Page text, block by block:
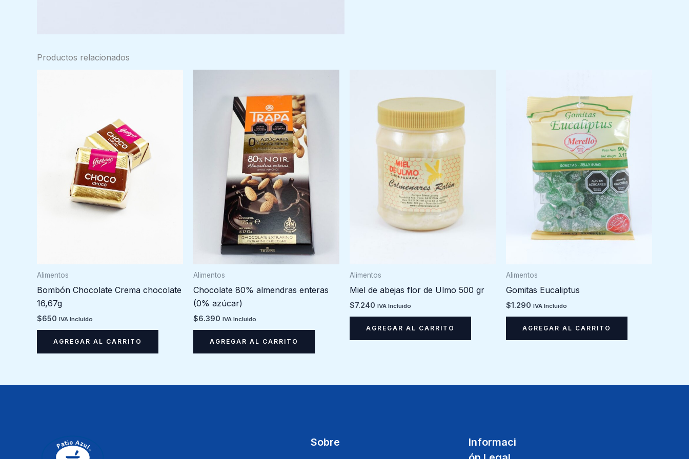
Productos relacionados
Alimentos
Bombón Chocolate Crema chocolate
16,67g
$650 IVA Incluido
AGREGAR AL CARRITO
Alimentos
Chocolate 80% almendras enteras
(0% azúcar)
$6.390 IVA Incluido
AGREGAR AL CARRITO
Alimentos
Miel de abejas flor de Ulmo 500 gr
$7.240 IVA Incluido
AGREGAR AL CARRITO
Alimentos
Gomitas Eucaliptus
$1.290 IVA Incluido
AGREGAR AL CARRITO
Sobre
Informaci